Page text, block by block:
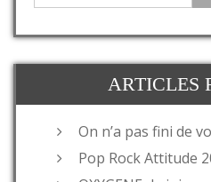
ARTICLES
On n’a pas fini de
Pop Rock Attitude